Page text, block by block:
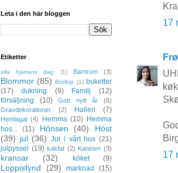
17
17
Leta i den här bloggen
Etiketter
alla hjärtans dag (1) Barnrum (3)
Blommor (85) Bröllop (1) buketter
(17)
dukning (9) Familj
(12)
försäljning
(10) Gott nytt år
(6)
Gravdekorationer
(2) Hallen (7)
Hemlagat (4) Hemma (10) Hemma
hos...
(11) Hönsen (40)
Höst
(39) jul (36) Jul i vårt hus (21)
julpyssel
(19) kakfat (2) Kaninen (3)
kransar (32) köket (9)
Loppisfynd (29) marknad (15)